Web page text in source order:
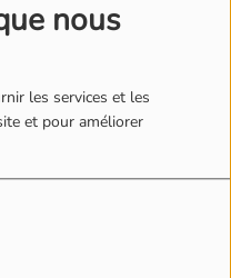
nous
les services et les
et pour améliorer